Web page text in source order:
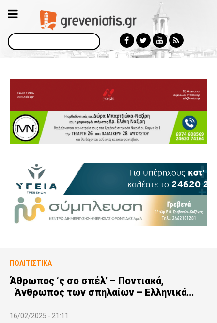
Αναζήτηση
ΠΟΛΙΤΙΣΤΙΚΆ
Άθρωπος ‘ς σο σπέλ’ – Ποντιακά,
Άνθρωπος των σπηλαίων – Ελληνικά…
16/02/2025 - 21:11